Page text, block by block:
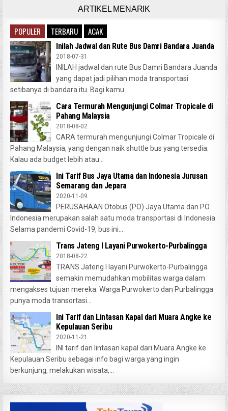
ARTIKEL MENARIK
POPULER TERBARU ACAK
Inilah Jadwal dan Rute Bus Damri Bandara Juanda
2018-07-31
INILAH jadwal dan rute Bus Damri Bandara Juanda
yang dapat jadi pilihan moda transportasi
setibanya di bandara itu. Bagi kamu...
Cara Termurah Mengunjungi Colmar Tropicale di
Pahang Malaysia
2018-08-02
CARA termurah mengunjungi Colmar Tropicale di
Pahang Malaysia, yang dengan naik shuttle bus yang tersedia.
Kalau ada budget lebih atau...
Ini Tarif Bus Jaya Utama dan Indonesia Jurusan
Semarang dan Jepara
2020-11-09
PERUSAHAAN Otobus (PO) Jaya Utama dan PO
Indonesia merupakan salah satu moda transportasi di Indonesia.
Selama pandemi Covid-19, bus ini...
Trans Jateng I Layani Purwokerto-Purbalingga
2018-08-22
TRANS Jateng I layani Purwokerto-Purbalingga
semakin memudahkan mobilitas warga dalam
mengakses tujuan mereka. Warga Purwokerto dan Purbalingga
punya moda transortasi...
Ini Tarif dan Lintasan Kapal dari Muara Angke ke
Kepulauan Seribu
2020-11-21
INI tarif dan lintasan kapal dari Muara Angke ke
Kepulauan Seribu sebagai info bagi warga yang ingin
berkunjung, melakukan wisata,...